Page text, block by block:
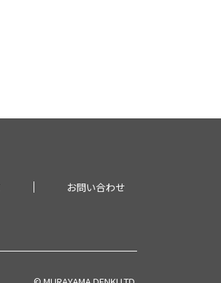
お問い合わせ